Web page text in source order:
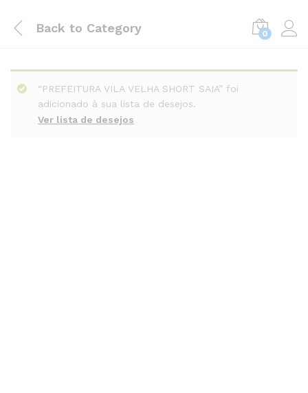
Back to Category 0
Ver lista de desejos
“PREFEITURA VILA VELHA SHORT SAIA” foi
adicionado à sua lista de desejos.